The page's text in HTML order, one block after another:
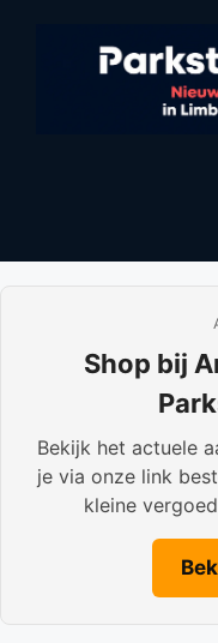
Shop bij
Bekijk het actuele
je via onze link
kleine